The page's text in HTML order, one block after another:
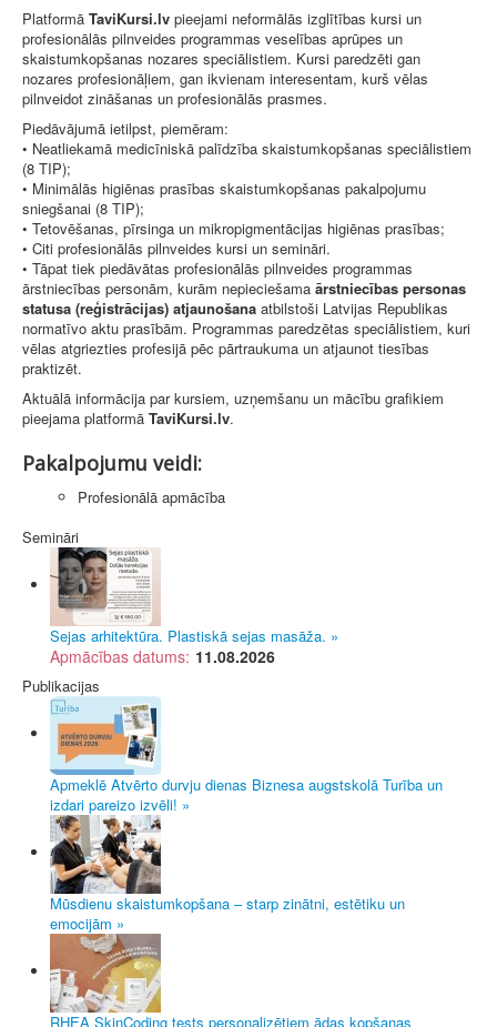
Platformā TaviKursi.lv pieejami neformālās izglītības kursi un
profesionālās pilnveides programmas veselības aprūpes un
skaistumkopšanas nozares speciālistiem. Kursi paredzēti gan
nozares profesionāļiem, gan ikvienam interesentam, kurš vēlas
pilnveidot zināšanas un profesionālās prasmes.
Piedāvājumā ietilpst, piemēram:
• Neatliekamā medicīniskā palīdzība skaistumkopšanas speciālistiem
(8 TIP);
• Minimālās higiēnas prasības skaistumkopšanas pakalpojumu
sniegšanai (8 TIP);
• Tetovēšanas, pīrsinga un mikropigmentācijas higiēnas prasības;
• Citi profesionālās pilnveides kursi un semināri.
• Tāpat tiek piedāvātas profesionālās pilnveides programmas
ārstniecības personām, kurām nepieciešama ārstniecības personas
statusa (reģistrācijas) atjaunošana atbilstoši Latvijas Republikas
normatīvo aktu prasībām. Programmas paredzētas speciālistiem, kuri
vēlas atgriezties profesijā pēc pārtraukuma un atjaunot tiesības
praktizēt.
Aktuālā informācija par kursiem, uzņemšanu un mācību grafikiem
pieejama platformā TaviKursi.lv.
Pakalpojumu veidi:
Profesionālā apmācība
Semināri
Sejas arhitektūra. Plastiskā sejas masāža. »
Apmācības datums: 11.08.2026
Publikacijas
Apmeklē Atvērto durvju dienas Biznesa augstskolā Turība un
izdari pareizo izvēli! »
Mūsdienu skaistumkopšana – starp zinātni, estētiku un
emocijām »
RHEA SkinCoding tests personalizētiem ādas kopšanas